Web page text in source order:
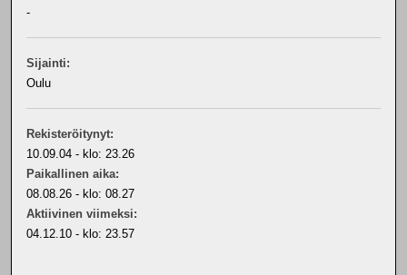
-
Sijainti:
Oulu
Rekisteröitynyt:
10.09.04 - klo: 23.26
Paikallinen aika:
08.08.26 - klo: 08.27
Aktiivinen viimeksi:
04.12.10 - klo: 23.57